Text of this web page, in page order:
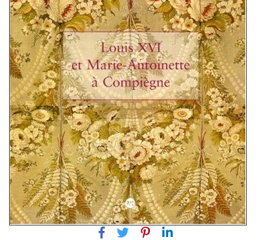
FacebookTwitterPinterest
Linkedin